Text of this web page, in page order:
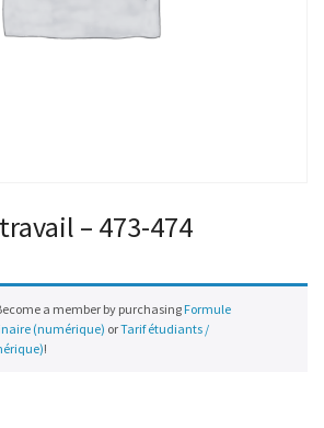
– 473-474
a member by purchasing Formule
(numérique) orTarif étudiants /
!